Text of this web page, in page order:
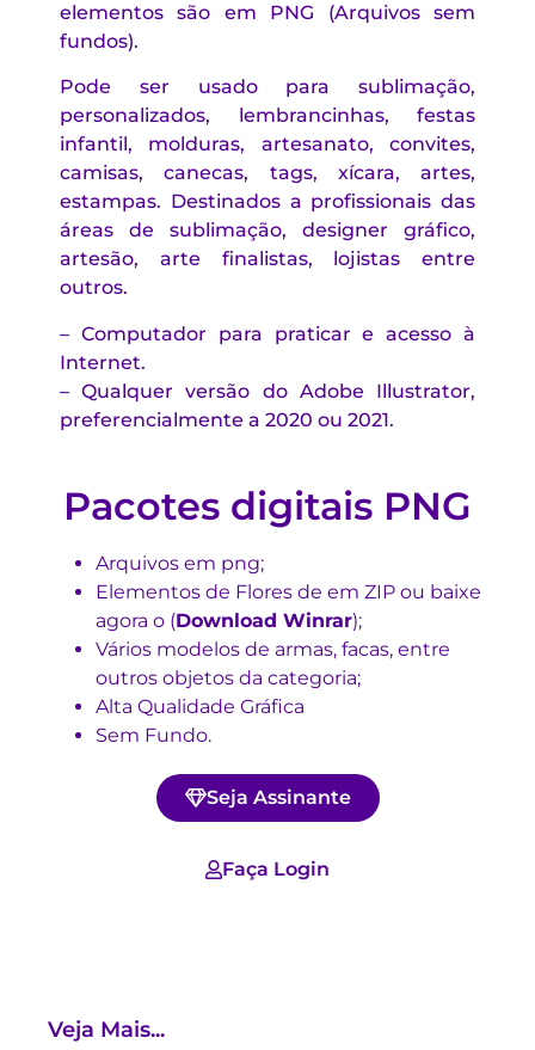
elementos são em PNG (Arquivos sem
fundos).
Pode ser usado para sublimação,
personalizados, lembrancinhas, festas
infantil, molduras, artesanato, convites,
camisas, canecas, tags, xícara, artes,
estampas. Destinados a profissionais das
áreas de sublimação, designer gráfico,
artesão, arte finalistas, lojistas entre
outros.
– Computador para praticar e acesso à
Internet.
– Qualquer versão do Adobe Illustrator,
preferencialmente a 2020 ou 2021.
Pacotes digitais PNG
Arquivos em png;
Elementos de Flores de em ZIP ou baixe
agora o (Download Winrar);
Vários modelos de armas, facas, entre
outros objetos da categoria;
Alta Qualidade Gráfica
Sem Fundo.
Seja Assinante
Faça Login
Veja Mais...